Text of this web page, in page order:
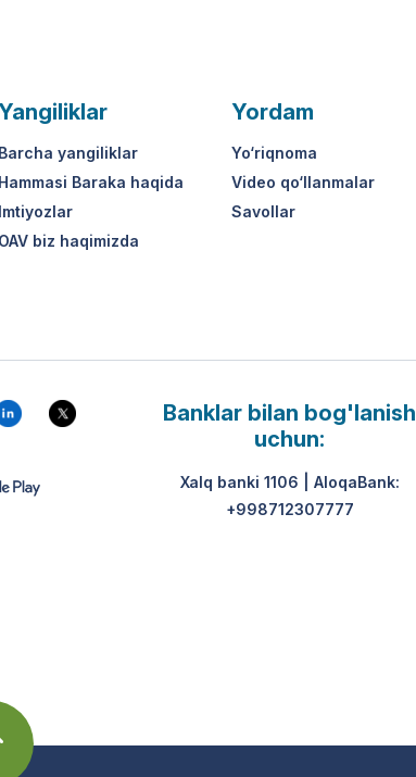
Barcha yangiliklar
Hammasi Baraka haqida
Imtiyozlar
OAV biz haqimizda
Yordam
Yo‘riqnoma
Video qo‘llanmalar
Savollar
Banklar bilan bog'lanish
uchun:
Xalq banki 1106 | AloqaBank:
+998712307777